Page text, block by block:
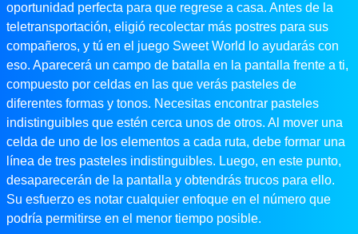
oportunidad perfecta para que regrese a casa. Antes de la
teletransportación, eligió recolectar más postres para sus
compañeros, y tú en el juego Sweet World lo ayudarás con
eso. Aparecerá un campo de batalla en la pantalla frente a ti,
compuesto por celdas en las que verás pasteles de
diferentes formas y tonos. Necesitas encontrar pasteles
indistinguibles que estén cerca unos de otros. Al mover una
celda de uno de los elementos a cada ruta, debe formar una
línea de tres pasteles indistinguibles. Luego, en este punto,
desaparecerán de la pantalla y obtendrás trucos para ello.
Su esfuerzo es notar cualquier enfoque en el número que
podría permitirse en el menor tiempo posible.